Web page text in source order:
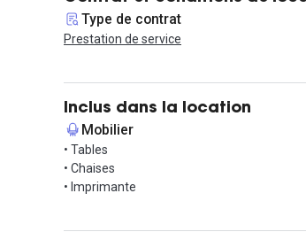
Chauffage électrique
Imprimante A4
N'hésitez pas à me contacter via la
Type de contrat
Prestation de service
Inclus dans la location
Mobilier
• Tables
• Chaises
• Imprimante